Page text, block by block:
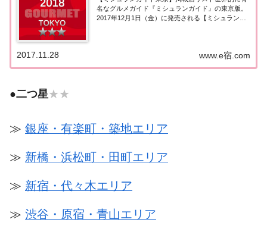
名なグルメガイド『ミシュランガイド』の東京版。
2017年12月1日（金）に発売される【ミシュランガ
www.e宿.com
2017.11.28
●二つ星★★
≫ 銀座・有楽町・築地エリア
≫ 新橋・浜松町・田町エリア
≫ 新宿・代々木エリア
≫ 渋谷・原宿・青山エリア